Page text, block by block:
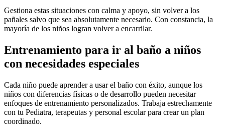
Gestiona estas situaciones con calma y apoyo, sin volver a los
pañales salvo que sea absolutamente necesario. Con constancia, la
mayoría de los niños logran volver a encarrilar.
Entrenamiento para ir al baño a niños
con necesidades especiales
Cada niño puede aprender a usar el baño con éxito, aunque los
niños con diferencias físicas o de desarrollo pueden necesitar
enfoques de entrenamiento personalizados. Trabaja estrechamente
con tu Pediatra, terapeutas y personal escolar para crear un plan
coordinado.